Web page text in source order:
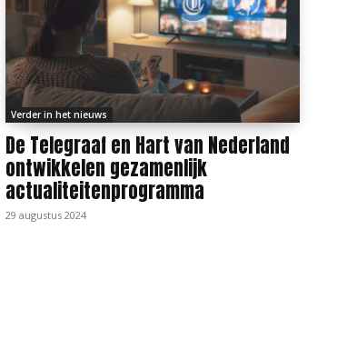
Verder in het nieuws
De Telegraaf en Hart van Nederland
ontwikkelen gezamenlijk
actualiteitenprogramma
29 augustus 2024